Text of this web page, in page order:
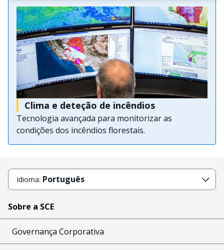
Clima e deteção de incêndios
Tecnologia avançada para monitorizar as
condições dos incêndios florestais.
Idioma: Português
Sobre a SCE
Governança Corporativa